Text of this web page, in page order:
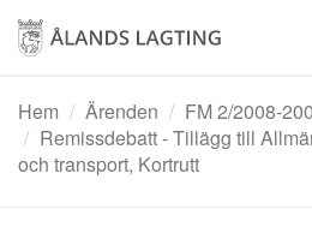
Hoppa
huvudinnehåll
Hem
Ärenden
FM 2/2008-
Remissdebatt - Tillägg till
och transport, Kortrutt